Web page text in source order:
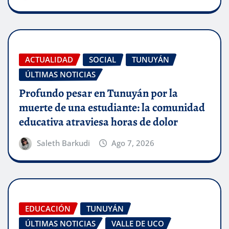
ACTUALIDAD SOCIAL
TUNUYÁN
ÚLTIMAS NOTICIAS
Profundo pesar en Tunuyán por la
muerte de una estudiante: la comunidad
educativa atraviesa horas de dolor
Saleth Barkudi Ago 7, 2026
EDUCACIÓN
TUNUYÁN
ÚLTIMAS NOTICIAS
VALLE DE UCO